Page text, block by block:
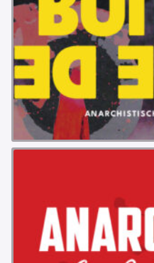
INSTAGRAM
BLUESKY
ENGLISH
ABOUT THE VRIJE BOND
BECOME A MEMBER
SOLIDARITY FUND